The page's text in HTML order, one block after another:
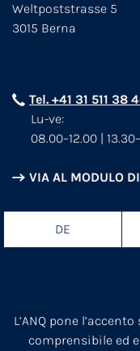
Weltpoststrasse 5
3015 Berna
Tel. +41 31 511 38
Lu-ve:
08.00–12.00 |
VIA AL MODULO
DE
L’ANQ pone
comprensibile ed